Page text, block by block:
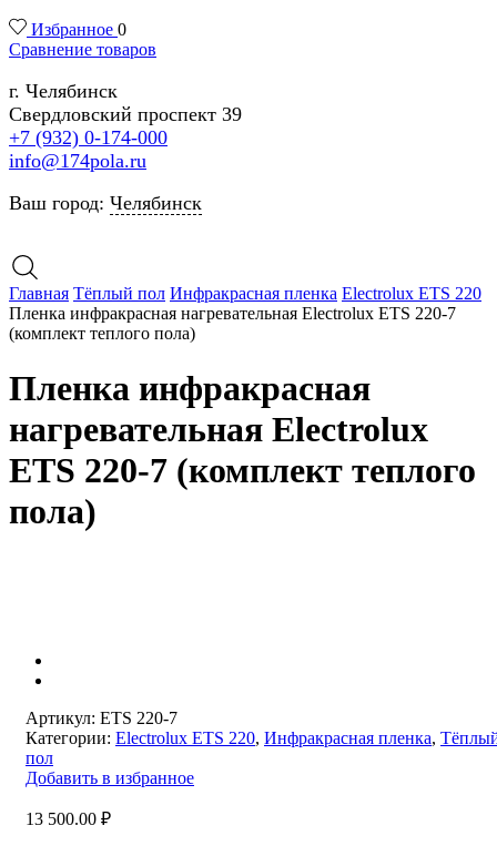
Избранное 0
Сравнение товаров
г. Челябинск
Свердловский проспект 39
+7 (932) 0-174-000
info@174pola.ru
Ваш город: Челябинск
Главная Тёплый пол Инфракрасная пленка Electrolux ETS 220
Пленка инфракрасная нагревательная Electrolux ETS 220-7
(комплект теплого пола)
Пленка инфракрасная
нагревательная Electrolux
ETS 220-7 (комплект теплого
пола)
Артикул: ETS 220-7
Категории: Electrolux ETS 220, Инфракрасная пленка,
пол
Добавить в избранное
13 500.00 ₽